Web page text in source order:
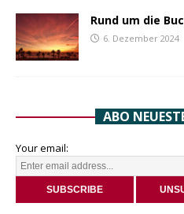
Rund um die
6. Dezember 2024
ABO
Your email: